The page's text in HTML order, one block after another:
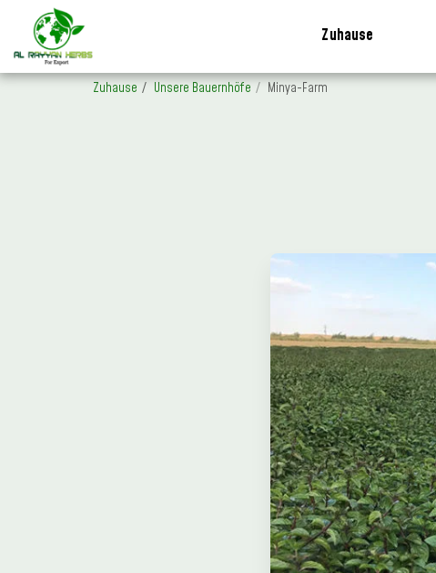
Zuhause
Zuhause Unsere Bauernhöfe Minya-Farm